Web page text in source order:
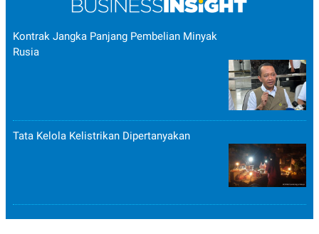
Kontrak Jangka Panjang Pembelian Minyak
Rusia
Tata Kelola Kelistrikan Dipertanyakan